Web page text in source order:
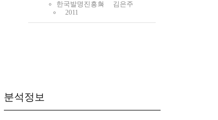
한국발명진흥회
김은주
2011
분석정보